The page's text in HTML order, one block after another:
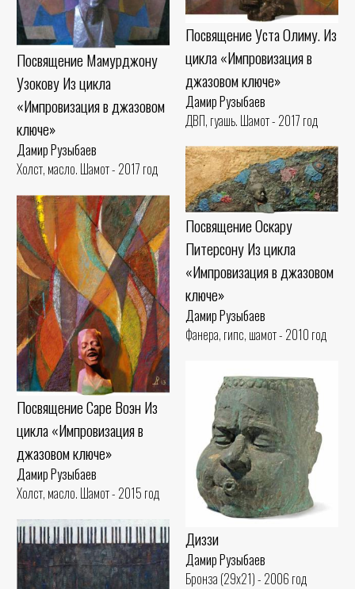
Посвящение Уста Олиму. Из
цикла «Импровизация в
джазовом ключе»
Дамир Рузыбаев
ДВП, гуашь. Шамот - 2017 год
Посвящение Мамурджону
Узокову Из цикла
«Импровизация в джазовом
ключе»
Дамир Рузыбаев
Холст, масло. Шамот - 2017 год
Посвящение Оскару
Питерсону Из цикла
«Импровизация в джазовом
ключе»
Дамир Рузыбаев
Фанера, гипс, шамот - 2010 год
Посвящение Саре Воэн Из
цикла «Импровизация в
джазовом ключе»
Дамир Рузыбаев
Холст, масло. Шамот - 2015 год
Диззи
Дамир Рузыбаев
Бронза (29x21) - 2006 год